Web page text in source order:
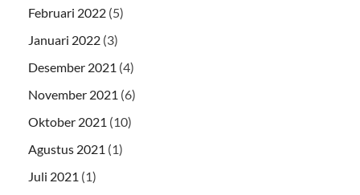
Februari 2022 (5)
Januari 2022 (3)
Desember 2021 (4)
November 2021 (6)
Oktober 2021 (10)
Agustus 2021 (1)
Juli 2021 (1)